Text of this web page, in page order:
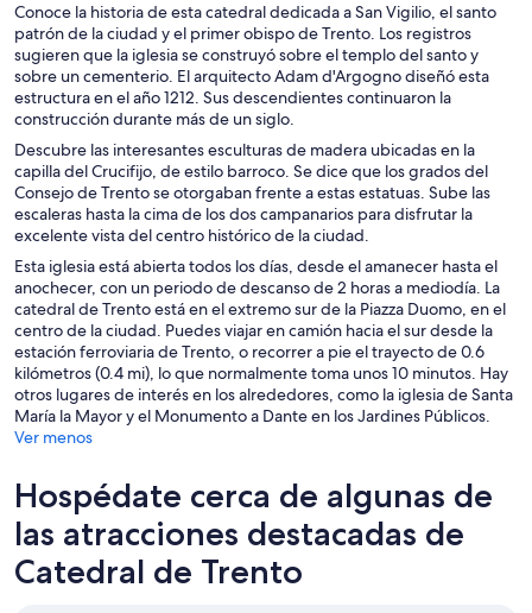
Conoce la historia de esta catedral dedicada a San Vigilio, el santo
patrón de la ciudad y el primer obispo de Trento. Los registros
sugieren que la iglesia se construyó sobre el templo del santo y
sobre un cementerio. El arquitecto Adam d'Argogno diseñó esta
estructura en el año 1212. Sus descendientes continuaron la
construcción durante más de un siglo.
Descubre las interesantes esculturas de madera ubicadas en la
capilla del Crucifijo, de estilo barroco. Se dice que los grados del
Consejo de Trento se otorgaban frente a estas estatuas. Sube las
escaleras hasta la cima de los dos campanarios para disfrutar la
excelente vista del centro histórico de la ciudad.
Esta iglesia está abierta todos los días, desde el amanecer hasta el
anochecer, con un periodo de descanso de 2 horas a mediodía. La
catedral de Trento está en el extremo sur de la Piazza Duomo, en el
centro de la ciudad. Puedes viajar en camión hacia el sur desde la
estación ferroviaria de Trento, o recorrer a pie el trayecto de 0.6
kilómetros (0.4 mi), lo que normalmente toma unos 10 minutos. Hay
otros lugares de interés en los alrededores, como la iglesia de Santa
María la Mayor y el Monumento a Dante en los Jardines Públicos.
Ver menos
Hospédate cerca de algunas de
las atracciones destacadas de
Catedral de Trento